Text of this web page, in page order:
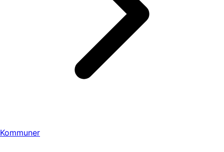
Kommuner